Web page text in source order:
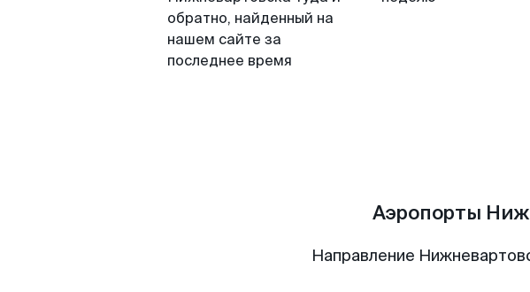
обратно, найденный на
нашем сайте за
последнее время
Аэропорты
Направление